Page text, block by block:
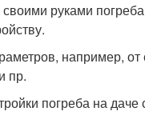
руками
например,
пр.
погреба на